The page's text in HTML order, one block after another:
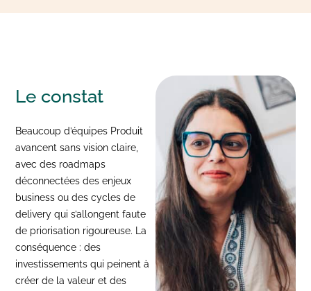
Le constat
Beaucoup d’équipes Produit
avancent sans vision claire,
avec des roadmaps
déconnectées des enjeux
business ou des cycles de
delivery qui s’allongent faute
de priorisation rigoureuse. La
conséquence : des
investissements qui peinent à
créer de la valeur et des